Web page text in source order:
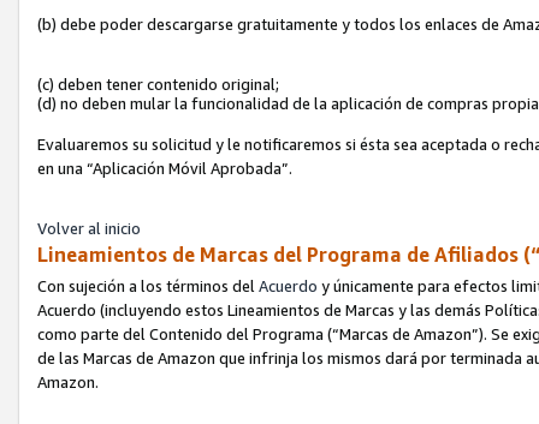
(b) debe poder descargarse gratuitamente y todos los enlaces de
(c) deben tener contenido original;
(d) no deben mular la funcionalidad de la aplicación de compras
Evaluaremos su solicitud y le notificaremos si ésta sea aceptada o
en una “Aplicación Móvil Aprobada”.
Volver al inicio
Lineamientos de Marcas del Programa de Afiliados
Con sujeción a los términos del Acuerdo y únicamente para efectos
Acuerdo (incluyendo estos Lineamientos de Marcas y las demás
como parte del Contenido del Programa (“Marcas de Amazon”). Se
de las Marcas de Amazon que infrinja los mismos dará por terminada
Amazon.